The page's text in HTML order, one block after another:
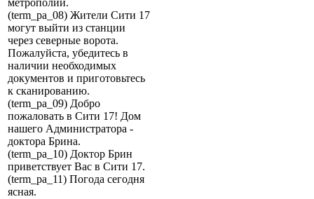
метрополии.
(term_pa_08) Жители Сити 17
могут выйти из станции
через северные ворота.
Пожалуйста, убедитесь в
наличии необходимых
документов и приготовьтесь
к сканированию.
(term_pa_09) Добро
пожаловать в Сити 17! Дом
нашего Администратора -
доктора Брина.
(term_pa_10) Доктор Брин
приветствует Вас в Сити 17.
(term_pa_11) Погода сегодня
ясная.